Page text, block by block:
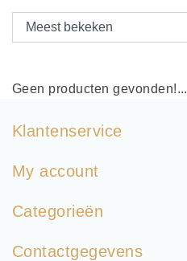
Geen producten gevonden!...
Klantenservice
My account
Categorieën
Contactgegevens